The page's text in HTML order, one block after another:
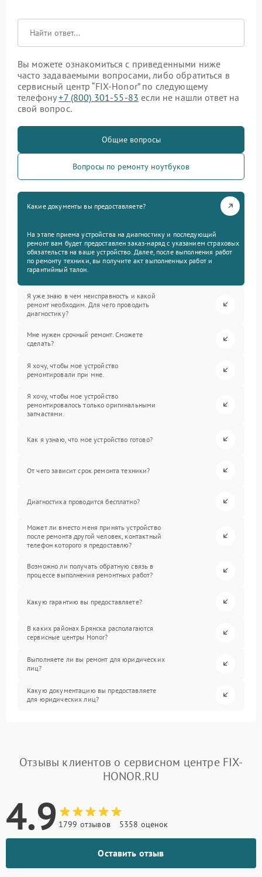
Вы можете ознакомиться с приведенными ниже
часто задаваемыми вопросами, либо обратиться в
сервисный центр “FIX-Honor” по следующему
телефону+7 (800) 301-55-83 если не нашли ответ на
свой вопрос.
Общие вопросы
Вопросы по ремонту ноутбуков
Какие документы вы предоставляете?
На этапе приема устройства на диагностику и последующий
ремонт вам будет предоставлен заказ-наряд с указанием страховых
обязательств на ваше устройство. Далее, после выполнения работ
по ремонту техники, вы получите акт выполненных работ и
гарантийный талон.
Я уже знаю в чем неисправность и какой
ремонт необходим. Для чего проводить
диагностику?
Мне нужен срочный ремонт. Сможете
сделать?
Я хочу, чтобы мое устройство
ремонтировали при мне.
Я хочу, чтобы мое устройство
ремонтировалось только оригинальными
запчастями.
Как я узнаю, что мое устройство готово?
От чего зависит срок ремонта техники?
Диагностика проводится бесплатно?
Может ли вместо меня принять устройство
после ремонта другой человек, контактный
телефон которого я предоставлю?
Возможно ли получать обратную связь в
процессе выполнения ремонтных работ?
Какую гарантию вы предоставляете?
В каких районах Брянска располагаются
сервисные центры Honor?
Выполняете ли вы ремонт для юридических
лиц?
Какую документацию вы предоставляете
для юридических лиц?
Отзывы клиентов о сервисном центре FIX-
HONOR.RU
4.9 1799 отзывов 5358 оценок
Оставить отзыв